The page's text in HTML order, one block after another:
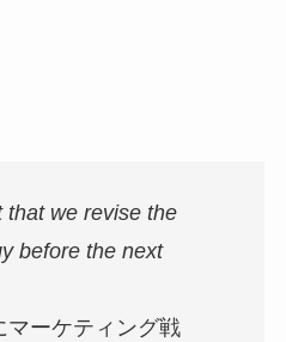
that we revise the
before the next
マーケティング戦